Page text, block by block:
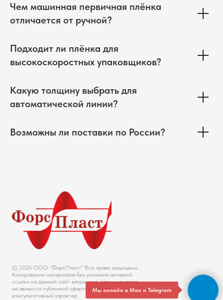
Мы онлайн в Max и Telegram
Чем машинная первичная плёнка
отличается от ручной?
Подходит ли плёнка для
высокоскоростных упаковщиков?
Какую толщину выбрать для
автоматической линии?
Возможны ли поставки по России?
© 2026 ООО "ФорсПласт" Все права защищены.
Копирование материалов без указания активной
ссылки на данный сайт запрещено. Цены на сайте
не являются публичной офертой и носят
консультативный характер.